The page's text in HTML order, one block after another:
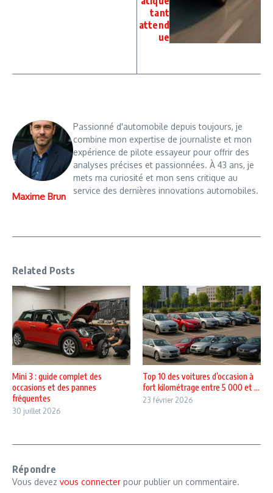
tant
attend
ue
Maxime Brun
Passionné d'automobile depuis toujours, je
combine mon expertise de journaliste et mon
expérience de pilote essayeur pour offrir des
analyses précises et passionnées. À 43 ans, je
mets ma curiosité et mon sens critique au
service des dernières innovations automobiles.
Related Posts
Mini 3 : guide complet des
occasions et des pannes
fréquentes
30 juillet 2026
Top 10 des voitures d’occasion à
fort kilométrage entre 5 000 et ...
23 février 2026
Répondre
Vous devez vous connecter pour publier un commentaire.